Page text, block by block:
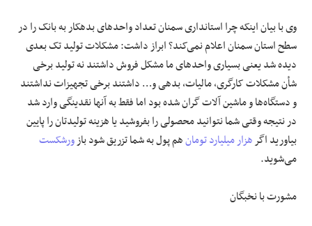
وی با بیان اینکه چرا استانداری سمنان تعداد واحدهای بدهکار به بانک را در
سطح استان سمنان اعلام نمی‌کند؟ ابراز داشت: مشکلات تولید تک بعدی
دیده شد یعنی بسیاری واحدهای ما مشکل فروش داشتند نه تولید برخی
شأن مشکلات کارگری، مالیات، بدهی و… داشتند برخی تجهیزات نداشتند
و دستگاه‌ها و ماشین آلات گران شده بود اما فقط به آنها نقدینگی وارد شد
در نتیجه وقتی شما نتوانید محصولی را بفروشید یا هزینه تولیدتان را پایین
بیاورید اگرهزار میلیارد تومانهم پول به شما تزریق شود بازورشکست
می‌شوید.
مشورت با نخبگان